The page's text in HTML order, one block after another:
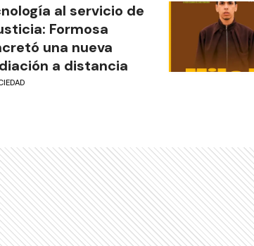
al servicio de
Formosa
una nueva
a distancia